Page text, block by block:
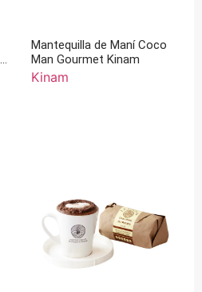
Mantequilla de Maní Coco
Man Gourmet Kinam
Kinam